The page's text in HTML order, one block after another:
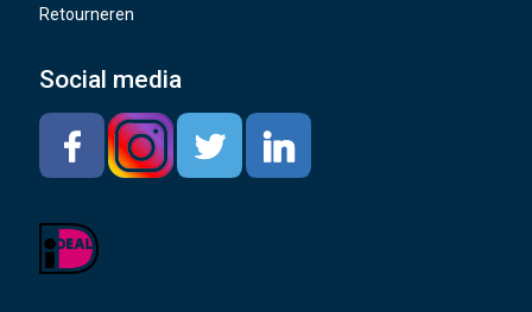
Retourneren
Social media